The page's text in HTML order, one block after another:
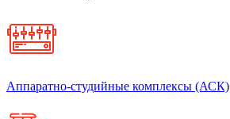
Аппаратно-студийные комплексы (АСК)